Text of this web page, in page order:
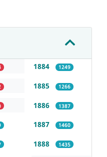
1884 1249
1885 1266
1886 1387
1887 1460
1888 1435